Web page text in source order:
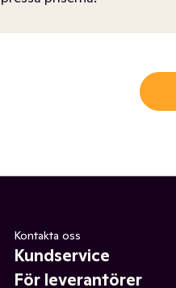
Kontakta oss
Kundservice
För leverantörer